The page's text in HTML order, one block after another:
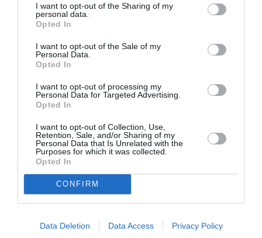
I want to opt-out of the Sharing of my
personal data.
Opted In
I want to opt-out of the Sale of my
Personal Data.
Opted In
I want to opt-out of processing my
Personal Data for Targeted Advertising.
Opted In
I want to opt-out of Collection, Use,
Retention, Sale, and/or Sharing of my
Personal Data that Is Unrelated with the
Purposes for which it was collected.
Opted In
CONFIRM
Data Deletion Data Access Privacy Policy
FAIRE UN DON
Appel aux lecteurs !
développement !
NOUS SOUTENIR